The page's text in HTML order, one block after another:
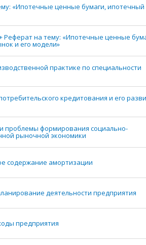
«Ипотечные ценные бумаги,
Реферат на тему: «Ипотечные ценные
и его модели»
практике по специальности
кредитования и его
проблемы формирования социально-
рыночной экономики
содержание амортизации
деятельности предприятия
предприятия